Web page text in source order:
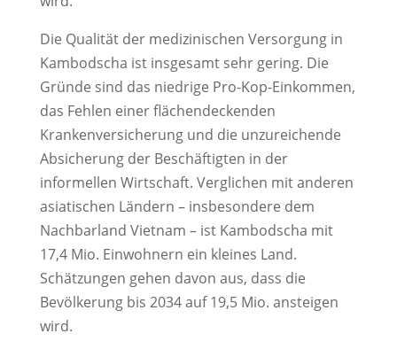
Die Qualität der medizinischen Versorgung in
Kambodscha ist insgesamt sehr gering. Die
Gründe sind das niedrige Pro-Kop-Einkommen,
das Fehlen einer flächendeckenden
Krankenversicherung und die unzureichende
Absicherung der Beschäftigten in der
informellen Wirtschaft. Verglichen mit anderen
asiatischen Ländern – insbesondere dem
Nachbarland Vietnam – ist Kambodscha mit
17,4 Mio. Einwohnern ein kleines Land.
Schätzungen gehen davon aus, dass die
Bevölkerung bis 2034 auf 19,5 Mio. ansteigen
wird.